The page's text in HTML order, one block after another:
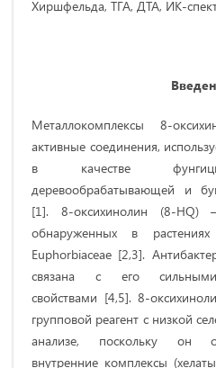
Хиршфельда, ТГА, ДТА, ИК-
Металлокомплексы 8-
активные соединения,
в качестве
деревообрабатывающей и
[1]. 8-оксихинолин (8-
обнаруженных в
Euphorbiaceae [2,3].
связана с его сильными
свойствами [4,5]. 8-
групповой реагент с низкой
анализе, поскольку он
внутренние комплексы